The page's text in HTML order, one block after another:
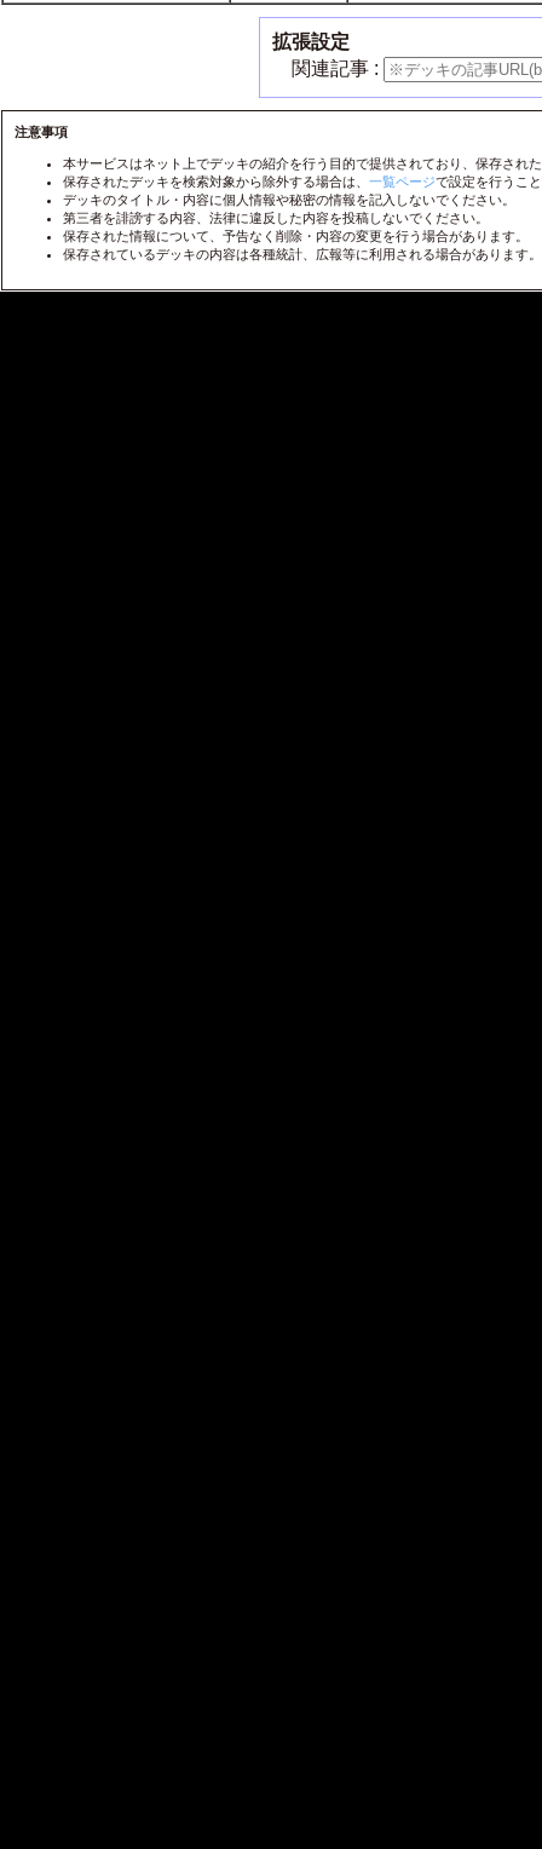
拡張設定
関連記事 :
注意事項
本サービスはネット上でデッキの紹介を行う目的で提供されており、保存され
保存されたデッキを検索対象から除外する場合は、 一覧ページで設定を行うこ
デッキのタイトル・内容に個人情報や秘密の情報を記入しないでください。
第三者を誹謗する内容、法律に違反した内容を投稿しないでください。
保存された情報について、予告なく削除・内容の変更を行う場合があります。
保存されているデッキの内容は各種統計、広報等に利用される場合があります。